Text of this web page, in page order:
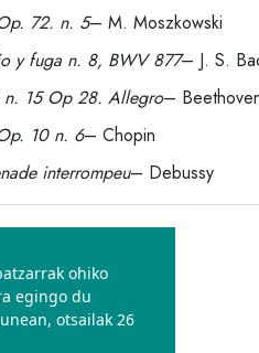
72. n. 5– M. Moszkowski
y fuga n. 8, BWV 877– J. S.
n. 15 Op 28. Allegro–
10 n. 6– Chopin
interrompeu– Debussy
ohiko
egingo du
otsailak 26